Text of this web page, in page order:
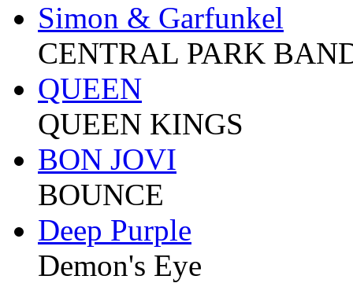
Simon & Garfunkel
CENTRAL PARK
QUEEN
QUEEN KINGS
BON JOVI
BOUNCE
Deep Purple
Demon's Eye